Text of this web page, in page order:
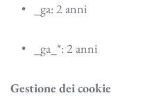
_ga: 2 anni
_ga_*: 2 anni
Gestione dei cookie